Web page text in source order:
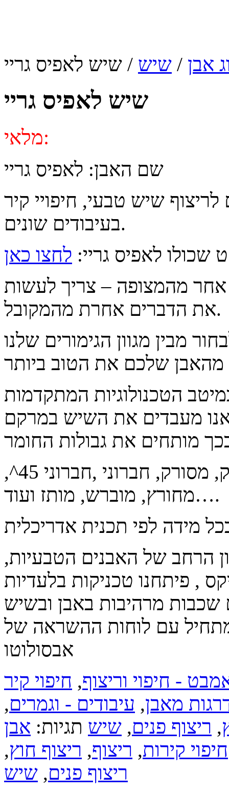
אבן / שיש / שיש לאפיס גריי
שיש לאפיס גריי
מלאי:
שם האבן: לאפיס גריי
שיש טבעי, חיפויי קיר
בעיבודים שונים.
שכולו לאפיס גריי: לחצו כאן
מהמצופה – צריך לעשות
את הדברים אחרת מהמקובל.
מבין מגוון הגימורים שלנו
הטכנולוגיות המתקדמות
מעבדים את השיש במרקם
סוגי עיבודים: במבוק גס, במבוק דק, מסורק, חברוני ,חברוני 45^,
מחורץ, מוברש, מותז ועוד….
הרחב של האבנים הטבעיות,
, פיתחנו טכניקות בלעדיות
עם לוחות ההשראה של
אבסולוטו
- חיפוי וריצוף, חיפוי קיר
מאבן, עיבודים - וגמרים,
, ריצוף פנים, שיש תגיות: אבן
חיפוי קירות, ריצוף, ריצוף חוץ,
ריצוף פנים, שיש